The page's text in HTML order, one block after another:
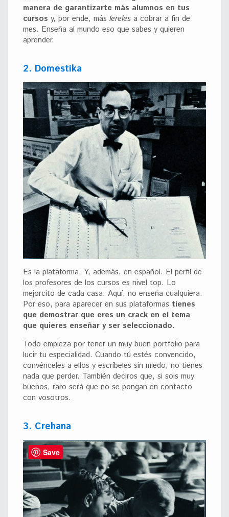
manera de garantizarte más alumnos en tus
cursos y, por ende, más lereles a cobrar a fin de
mes. Enseña al mundo eso que sabes y quieren
aprender.
2. Domestika
Es la plataforma. Y, además, en español. El perfil de
los profesores de los cursos es nivel top. Lo
mejorcito de cada casa. Aquí, no enseña cualquiera.
Por eso, para aparecer en sus plataformas tienes
que demostrar que eres un crack en el tema
que quieres enseñar y ser seleccionado.
Todo empieza por tener un muy buen portfolio para
lucir tu especialidad. Cuando tú estés convencido,
convénceles a ellos y escríbeles sin miedo, no tienes
nada que perder. También deciros que, si sois muy
buenos, raro será que no se pongan en contacto
con vosotros.
3. Crehana
Save